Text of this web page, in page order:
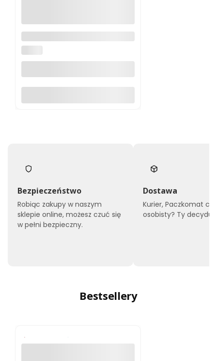
Stół Amadeo II dąb/czarny FI
90
Bezpieczeństwo
Robiąc zakupy w naszym
sklepie online, możesz czuć się
w pełni bezpieczny.
Dostawa
Kurier, Paczkomat
osobisty? Ty
Bestsellery